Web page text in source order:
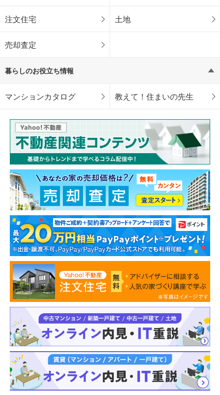
注文住宅 土地
売却査定
暮らしのお役立ち情報
マンションカタログ 教えて！住まいの先生